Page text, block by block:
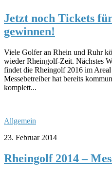
Jetzt noch Tickets
gewinnen!
Viele Golfer an Rhein und Ruhr
wieder Rheingolf-Zeit. Nächstes
findet die Rheingolf 2016 im
Messebetreiber hat bereits
komplett...
Allgemein
23. Februar 2014
Rheingolf 2014 –